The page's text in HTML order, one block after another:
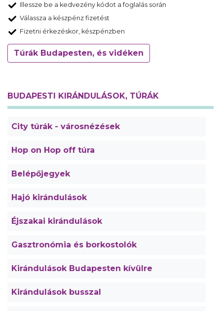
Illessze be a kedvezény kódot a foglalás során
Válassza a készpénz fizetést
Fizetni érkezéskor, készpénzben
Túrák Budapesten, és vidéken
BUDAPESTI KIRÁNDULÁSOK, TÚRÁK
City túrák - városnézések
Hop on Hop off túra
Belépőjegyek
Hajó kirándulások
Éjszakai kirándulások
Gasztronómia és borkostolók
Kirándulások Budapesten kívülre
Kirándulások busszal